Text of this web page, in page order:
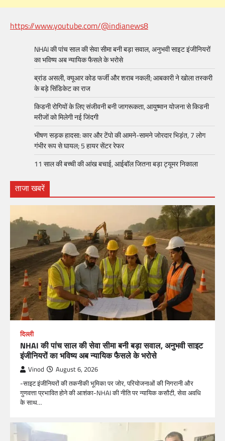
https://www.youtube.com/@indianews8
NHAI की पांच साल की सेवा सीमा बनी बड़ा सवाल, अनुभवी साइट इंजीनियरों
का भविष्य अब न्यायिक फैसले के भरोसे
ब्रांड असली, क्यूआर कोड फर्जी और शराब नकली; आबकारी ने खोला तस्करी
के बड़े सिंडिकेट का राज
किडनी रोगियों के लिए संजीवनी बनी जागरूकता, आयुष्मान योजना से किडनी
मरीजों को मिलेगी नई जिंदगी
भीषण सड़क हादसा: कार और टेंपो की आमने-सामने जोरदार भिड़ंत, 7 लोग
गंभीर रूप से घायल; 5 हायर सेंटर रेफर​
11 साल की बच्ची की आंख बचाई, आईबॉल जितना बड़ा ट्यूमर निकाला
ताजा खबरें
दिल्ली
NHAI की पांच साल की सेवा सीमा बनी बड़ा सवाल, अनुभवी साइट
इंजीनियरों का भविष्य अब न्यायिक फैसले के भरोसे
Vinod August 6, 2026
-साइट इंजीनियरों की तकनीकी भूमिका पर जोर, परियोजनाओं की निगरानी और
गुणवत्ता प्रभावित होने की आशंका-NHAI की नीति पर न्यायिक कसौटी, सेवा अवधि
के साथ…